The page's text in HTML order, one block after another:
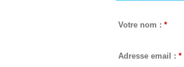
Votre nom : *
Adresse email : *